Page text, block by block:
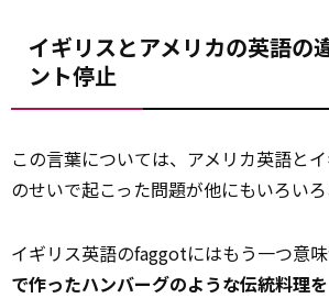
イギリスとアメリカの英語の
ント停止
この言葉については、アメリカ英語と
のせいで起こった問題が他にもいろいろ
イギリス英語のfaggotにはもう一つ意味
で作ったハンバーグのような伝統料理を